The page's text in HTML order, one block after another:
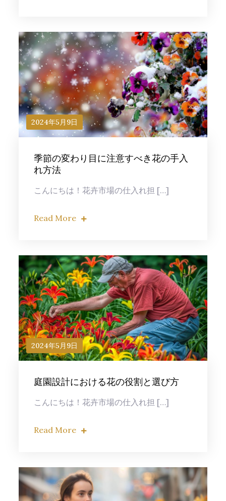
2024年5月9日
季節の変わり目に注意すべき花の手入
れ方法
こんにちは！花卉市場の仕入れ担 […]
Read More
2024年5月9日
庭園設計における花の役割と選び方
こんにちは！花卉市場の仕入れ担 […]
Read More